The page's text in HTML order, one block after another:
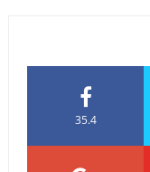
35.4